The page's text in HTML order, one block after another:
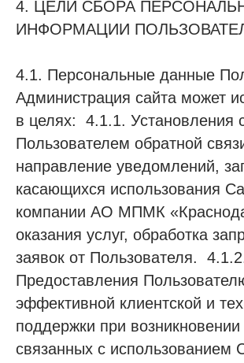
4. ЦЕЛИ СБОРА
ИНФОРМАЦИИ
4.1. Персональные данные
Администрация сайта может
в целях: 4.1.1. Установления
Пользователем обратной
направление уведомлений,
касающихся использования
компании АО МПМК
оказания услуг, обработка
заявок от Пользователя.
Предоставления
эффективной клиентской и
поддержки при
связанных с использованием